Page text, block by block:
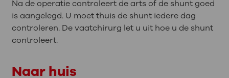
Na de operatie controleert de arts of de shunt goed
is aangelegd. U moet thuis de shunt iedere dag
controleren. De vaatchirurg let u uit hoe u de shunt
controleert.
Naar huis